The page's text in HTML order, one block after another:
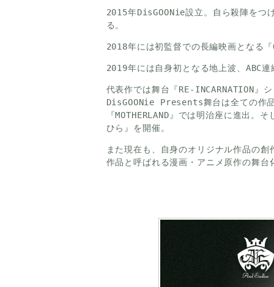
2015年DisGOONie設立。自ら殺陣をつ
る。
2018年には初監督での長編映画となる
2019年には自身初となる地上波、ABC
代表作では舞台『RE-INCARNATION』
DisGOONie Presents舞台は全ての作
『MOTHERLAND』では明治座に進出
ひら』を開催。
また現在も、自身のオリジナル作品の
作品と呼ばれる漫画・アニメ原作の舞